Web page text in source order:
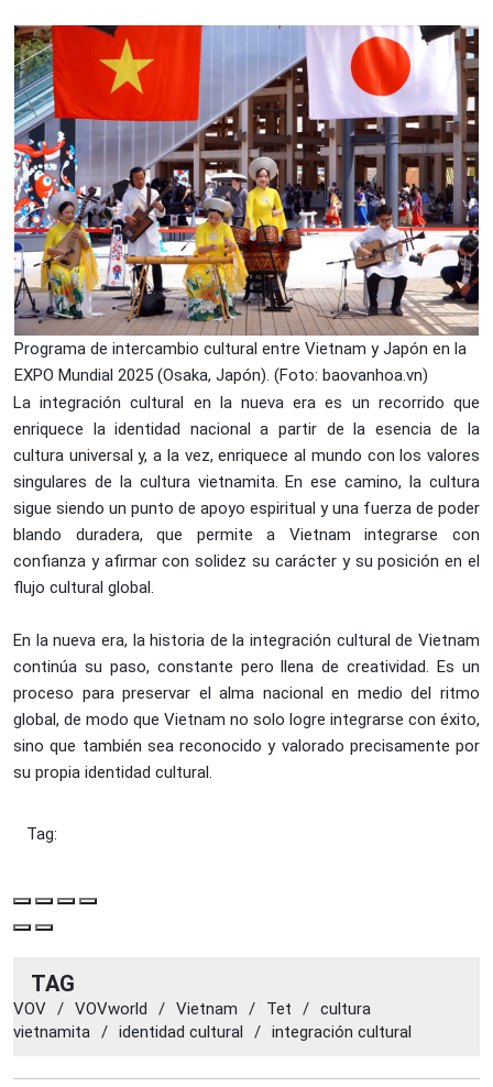
Programa de intercambio cultural entre Vietnam y Japón en la
EXPO Mundial 2025 (Osaka, Japón). (Foto: baovanhoa.vn)
La integración cultural en la nueva era es un recorrido que
enriquece la identidad nacional a partir de la esencia de la
cultura universal y, a la vez, enriquece al mundo con los valores
singulares de la cultura vietnamita. En ese camino, la cultura
sigue siendo un punto de apoyo espiritual y una fuerza de poder
blando duradera, que permite a Vietnam integrarse con
confianza y afirmar con solidez su carácter y su posición en el
flujo cultural global.
En la nueva era, la historia de la integración cultural de Vietnam
continúa su paso, constante pero llena de creatividad. Es un
proceso para preservar el alma nacional en medio del ritmo
global, de modo que Vietnam no solo logre integrarse con éxito,
sino que también sea reconocido y valorado precisamente por
su propia identidad cultural.
Tag:
TAG
VOV / VOVworld / Vietnam / Tet / cultura
vietnamita / identidad cultural / integración cultural